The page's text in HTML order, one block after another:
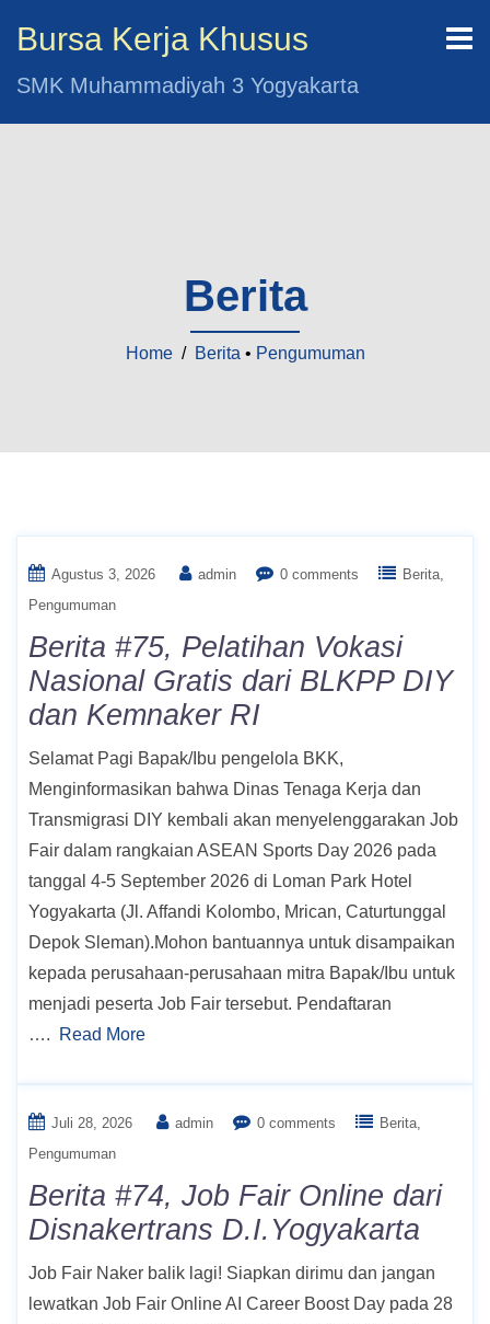
Bursa Kerja Khusus
SMK Muhammadiyah 3 Yogyakarta
Berita
Home/ Berita • Pengumuman
Agustus 3, 2026 admin 0 comments
Berita
Pengumuman
Berita #75, Pelatihan Vokasi
Nasional Gratis dari BLKPP DIY
dan Kemnaker RI
Selamat Pagi Bapak/Ibu pengelola BKK,
Menginformasikan bahwa Dinas Tenaga Kerja dan
Transmigrasi DIY kembali akan menyelenggarakan Job
Fair dalam rangkaian ASEAN Sports Day 2026 pada
tanggal 4-5 September 2026 di Loman Park Hotel
Yogyakarta (Jl. Affandi Kolombo, Mrican, Caturtunggal
Depok Sleman).Mohon bantuannya untuk disampaikan
kepada perusahaan-perusahaan mitra Bapak/Ibu untuk
menjadi peserta Job Fair tersebut. Pendaftaran
….
Read More
Juli 28, 2026 admin 0 comments
Berita
Pengumuman
Berita #74, Job Fair Online dari
Disnakertrans D.I.Yogyakarta
Job Fair Naker balik lagi! Siapkan dirimu dan jangan
lewatkan Job Fair Online AI Career Boost Day pada 28